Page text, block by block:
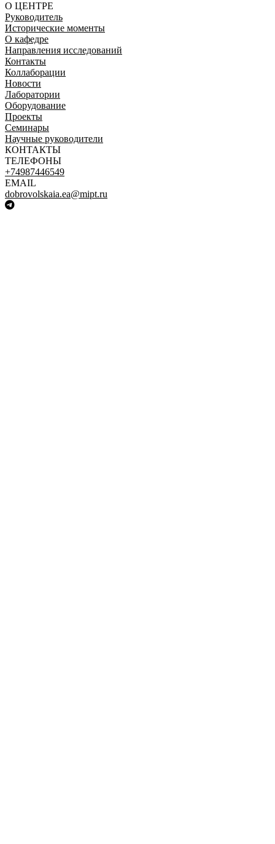
О ЦЕНТРЕ
Руководитель
Исторические моменты
О кафедре
Направления исследований
Контакты
Коллаборации
Новости
Лаборатории
Оборудование
Проекты
Семинары
Научные руководители
КОНТАКТЫ
ТЕЛЕФОНЫ
+74987446549
EMAIL
dobrovolskaia.ea@mipt.ru